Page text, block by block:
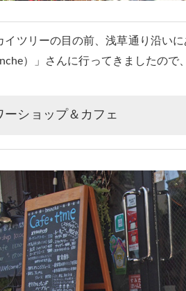
イツリーの目の前、浅草通り沿い
）」さんに行ってきましたので
ーショップ＆カフェ